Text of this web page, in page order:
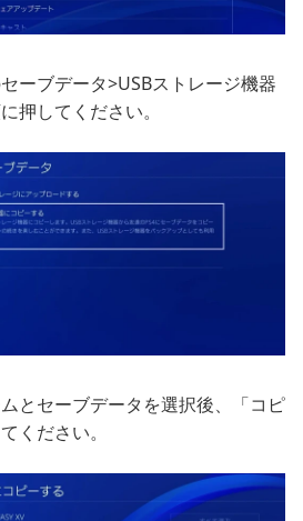
ーブデータ>USBストレージ機器
押してください。
とセーブデータを選択後、「コピ
ください。